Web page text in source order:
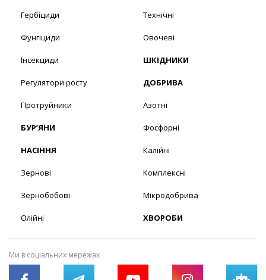
Гербіциди
Фунгіциди
Інсекциди
Регулятори росту
Протруйники
БУР’ЯНИ
НАСІННЯ
Зернові
Зернобобові
Олійні
Технічні
Овочеві
ШКІДНИКИ
ДОБРИВА
Азотні
Фосфорні
Калійні
Комплексні
Мікродобрива
ХВОРОБИ
Ми в соціальних мережах